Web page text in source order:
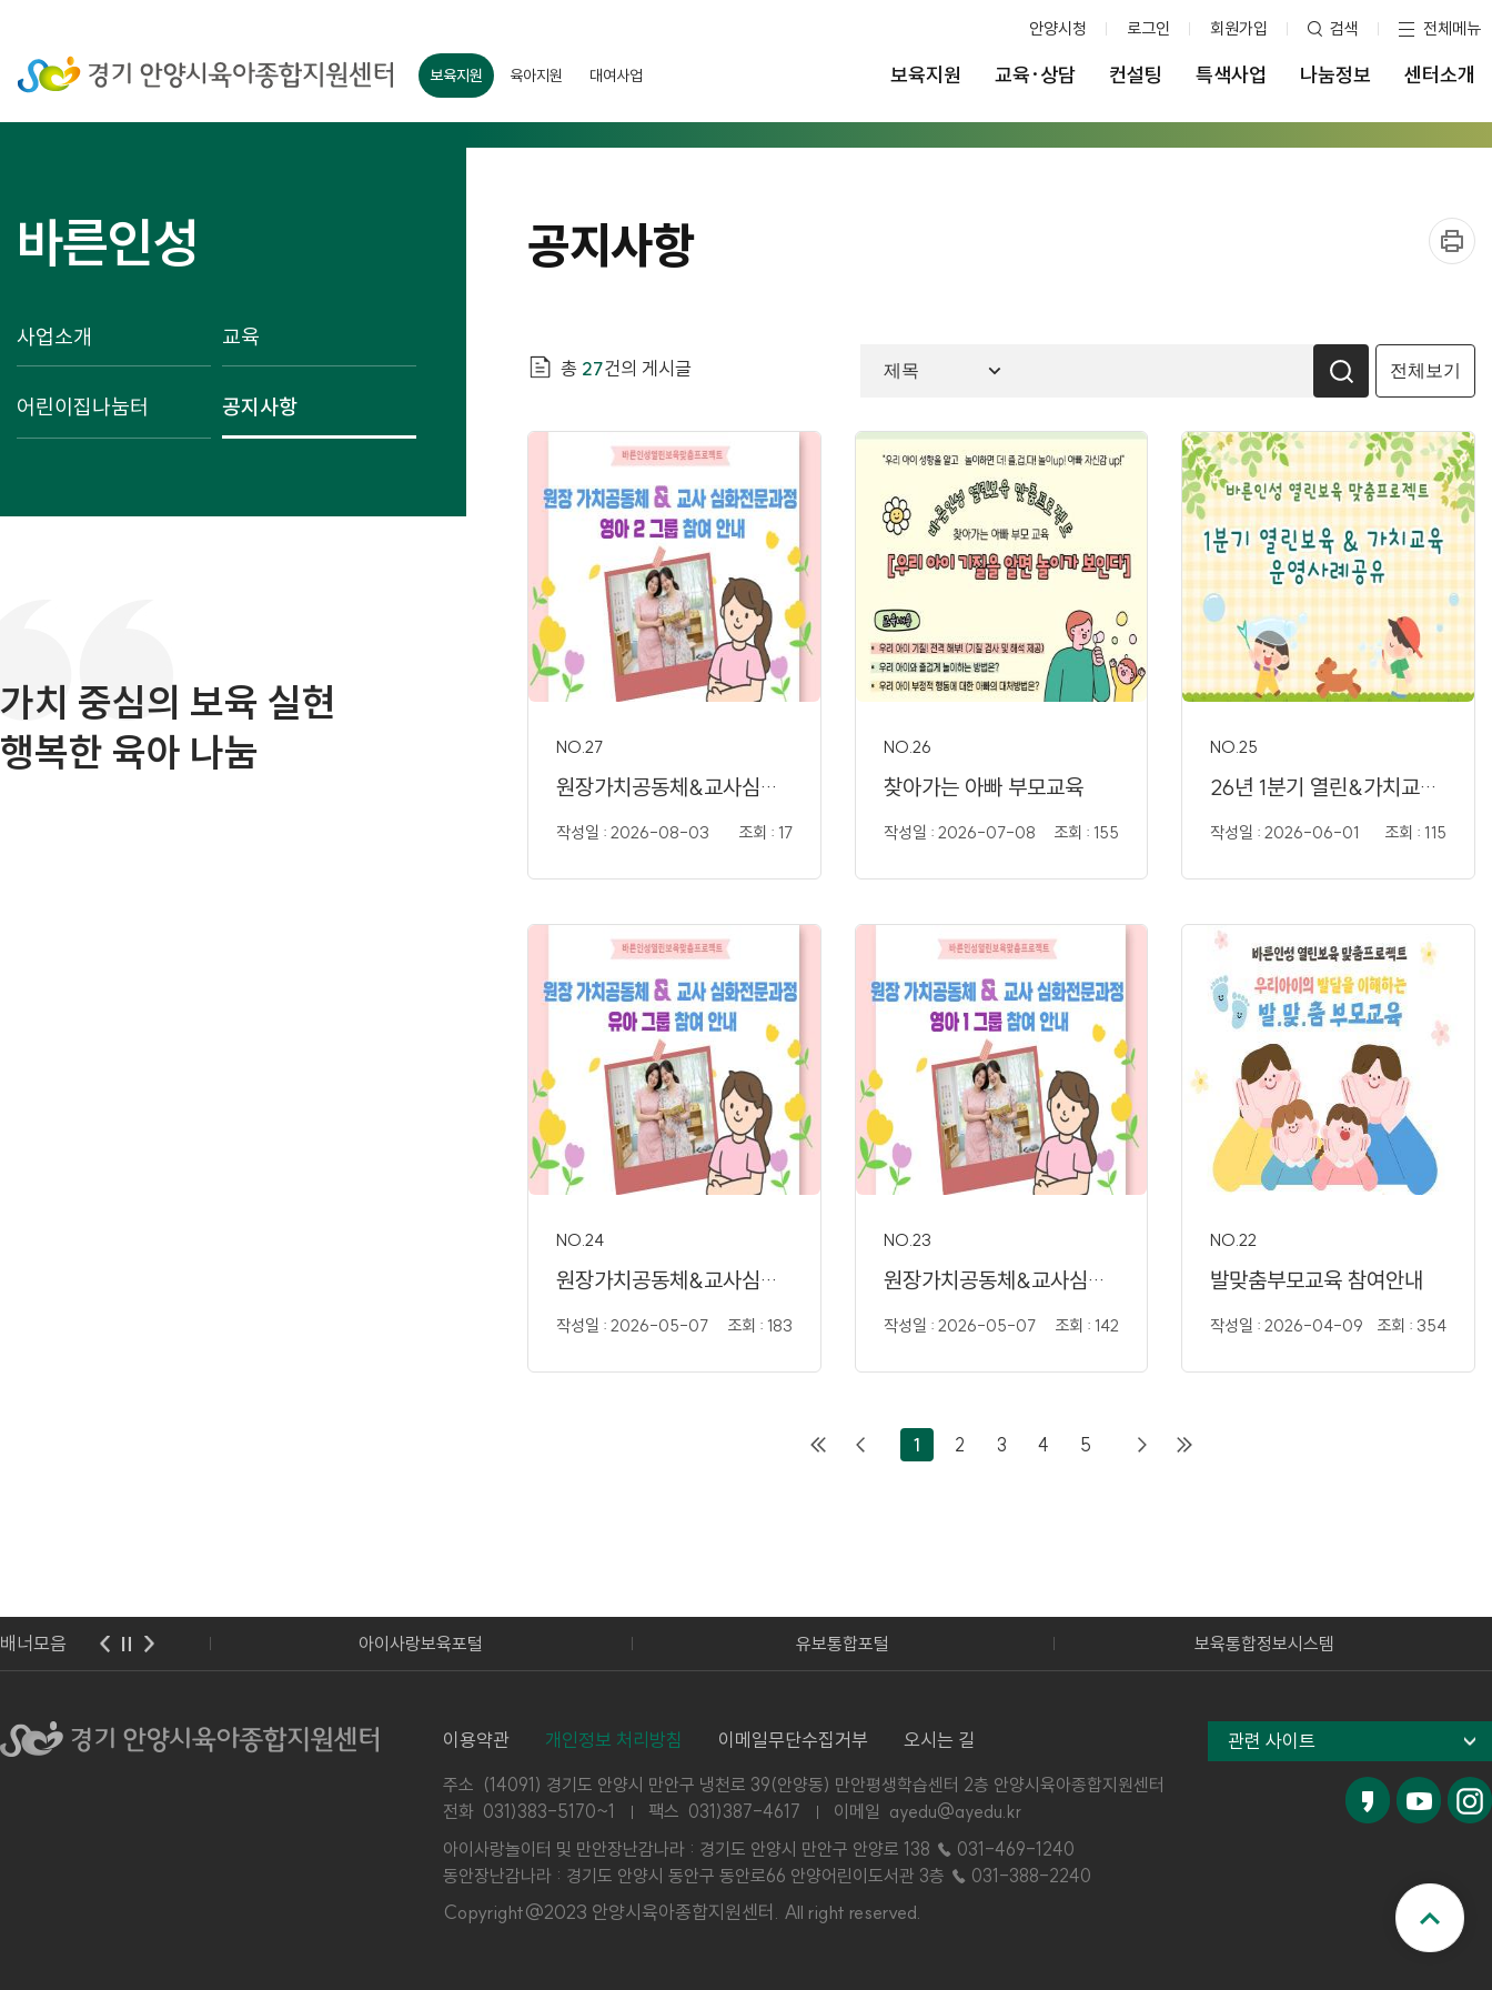
안양시청 로그인 회원가입 검색 전체메뉴
보육지원 육아지원 대여사업 보육지원 교육·상담 컨설팅 특색사업 나눔정보 센터소개
바른인성
사업소개 교육
어린이집나눔터 공지사항
가치 중심의 보육 실현
행복한 육아 나눔
공지사항
총 27건의 게시글 전체보기
NO.27
원장가치공동체&교사심화전문..
작성일 : 2026-08-03 조회 : 17
NO.26
찾아가는 아빠 부모교육
작성일 : 2026-07-08 조회 : 155
NO.25
26년 1분기 열린&가치교육..
작성일 : 2026-06-01 조회 : 115
NO.24
원장가치공동체&교사심화전문..
작성일 : 2026-05-07 조회 : 183
NO.23
원장가치공동체&교사심화전문..
작성일 : 2026-05-07 조회 : 142
NO.22
발맞춤부모교육 참여안내
작성일 : 2026-04-09 조회 : 354
1 2 3 4 5
배너모음
육청 아이사랑보육포털 유보통합포털 보육통합정보시스템
이용약관 개인정보 처리방침 이메일무단수집거부 오시는 길
주소 (14091) 경기도 안양시 만안구 냉천로 39(안양동) 만안평생학습센터 2층 안양시육아종합지원센터
전화 031)383-5170~1 팩스 031)387-4617
이메일 ayedu@ayedu.kr
아이사랑놀이터 및 만안장난감나라 : 경기도 안양시 만안구 안양로 138 ☎ 031-469-1240
동안장난감나라 : 경기도 안양시 동안구 동안로66 안양어린이도서관 3층 ☎ 031-388-2240
Copyright@2023 안양시육아종합지원센터. All right reserved.
관련 사이트